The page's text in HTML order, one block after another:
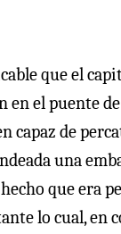
que el
en el puente
capaz de
una
que era
lo cual, en